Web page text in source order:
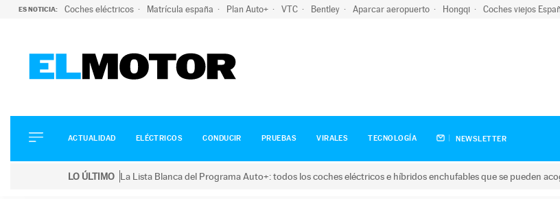
ES NOTICIA: Coches eléctricos Matrícula españa Plan Auto+ VTC Bentley Aparcar aeropuerto Hongqi Coches viejos
ELÉCTRICOS
CONDUCIR
ACTUALIDAD ELÉCTRICOS CONDUCIR PRUEBAS VIRALES TECNOLOGÍA NEWSLETTER
LO ÚLTIMO La Lista Blanca del Programa Auto+: todos los coches eléctricos e híbridos enchufables que se pueden